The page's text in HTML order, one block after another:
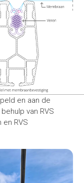
en aan de
van RVS
RVS